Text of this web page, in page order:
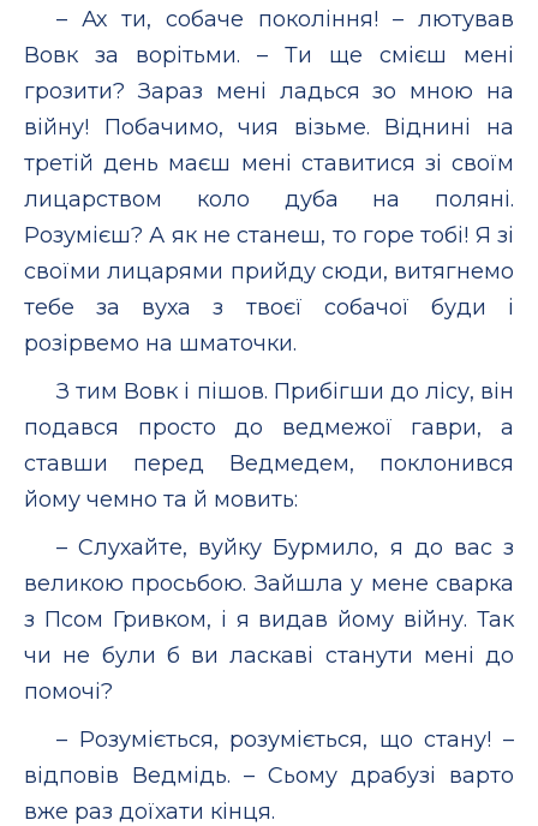
– Ах ти, собаче покоління! – лютував
Вовк за ворітьми. – Ти ще смієш мені
грозити? Зараз мені ладься зо мною на
війну! Побачимо, чия візьме. Віднині на
третій день маєш мені ставитися зі своїм
лицарством коло дуба на поляні.
Розумієш? А як не станеш, то горе тобі! Я зі
своїми лицарями прийду сюди, витягнемо
тебе за вуха з твоєї собачої буди і
розірвемо на шматочки.
З тим Вовк і пішов. Прибігши до лісу, він
подався просто до ведмежої гаври, а
ставши перед Ведмедем, поклонився
йому чемно та й мовить:
– Слухайте, вуйку Бурмило, я до вас з
великою просьбою. Зайшла у мене сварка
з Псом Гривком, і я видав йому війну. Так
чи не були б ви ласкаві станути мені до
помочі?
– Розуміється, розуміється, що стану! –
відповів Ведмідь. – Сьому драбузі варто
вже раз доїхати кінця.